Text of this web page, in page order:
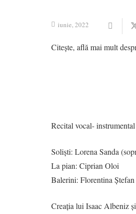
iunie, 2022
Citește, află mai mult
Recital vocal-
Soliști: Lorena Sanda
La pian: Ciprian Oloi
Balerini: Florentina
Creația lui Isaac Albeniz